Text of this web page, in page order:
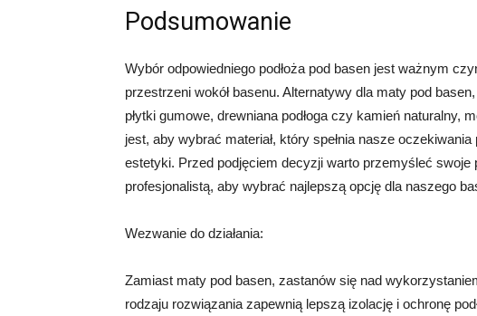
Podsumowanie
Wybór odpowiedniego podłoża pod basen jest ważnym
przestrzeni wokół basenu. Alternatywy dla maty pod
płytki gumowe, drewniana podłoga czy kamień naturalny,
jest, aby wybrać materiał, który spełnia nasze
estetyki. Przed podjęciem decyzji warto przemyśleć swoje
profesjonalistą, aby wybrać najlepszą opcję dla naszego
Wezwanie do działania:
Zamiast maty pod basen, zastanów się nad
rodzaju rozwiązania zapewnią lepszą izolację i ochronę